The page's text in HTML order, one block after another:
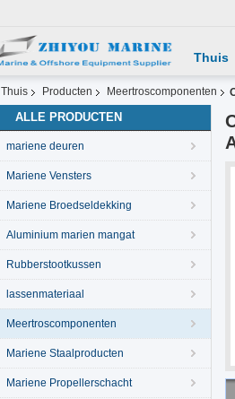
Thuis
Thuis Producten Meertroscomponenten
ALLE PRODUCTEN
mariene deuren
Mariene Vensters
Mariene Broedseldekking
Aluminium marien mangat
Rubberstootkussen
lassenmateriaal
Meertroscomponenten
Mariene Staalproducten
Mariene Propellerschacht